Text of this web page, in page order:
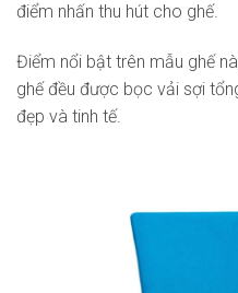
điểm nhấn thu hút cho ghế.
Điểm nổi bật trên mẫu ghế
ghế đều được bọc vải sợi
đẹp và tinh tế.